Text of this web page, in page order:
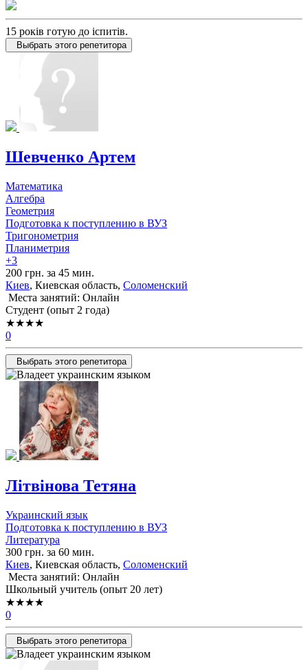
15 років готую до іспитів.
Выбрать этого репетитора
Шевченко Артем
Математика
Алгебра
Геометрия
Подготовка к поступлению в ВУЗ
Тригонометрия
Планиметрия
+3
200 грн. за 45 мин.
Киев, Киевская область, Соломенский
Места занятий: Онлайн
Cтудент (опыт 2 года)
★★★★
0
Выбрать этого репетитора
Літвінова Тетяна
Украинский язык
Подготовка к поступлению в ВУЗ
Литература
300 грн. за 60 мин.
Киев, Киевская область, Соломенский
Места занятий: Онлайн
Школьный учитель (опыт 20 лет)
★★★★
0
Выбрать этого репетитора